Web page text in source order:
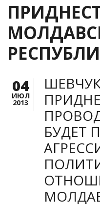
04
ИЮЛ
2013
БУДЕТ